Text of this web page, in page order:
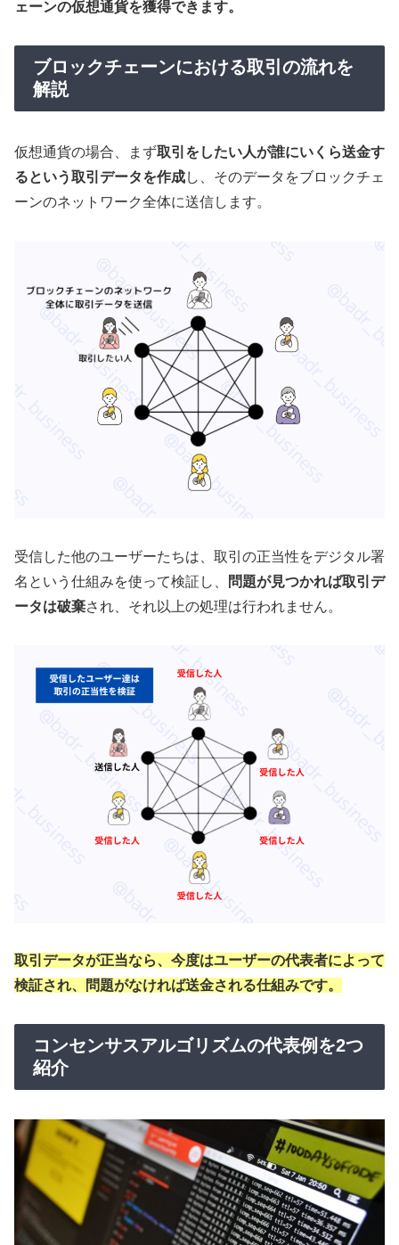
ェーンの仮想通貨を獲得できます。
ブロックチェーンにおける取引の流れを
解説
仮想通貨の場合、まず取引をしたい人が誰にいくら送金す
るという取引データを作成し、そのデータをブロックチェ
ーンのネットワーク全体に送信します。
受信した他のユーザーたちは、取引の正当性をデジタル署
名という仕組みを使って検証し、
問題が見つかれば取引デ
ータは破棄され、それ以上の処理は行われません。
取引データが正当なら、今度はユーザーの代表者によって
検証され、問題がなければ送金される仕組みです。
コンセンサスアルゴリズムの代表例を2つ
紹介